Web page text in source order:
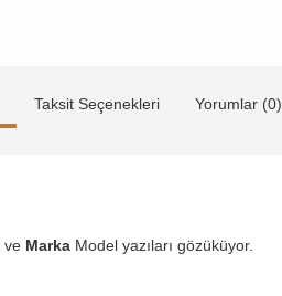
Taksit Seçenekleri Yorumlar (0)
ve Marka Model yazıları gözüküyor.